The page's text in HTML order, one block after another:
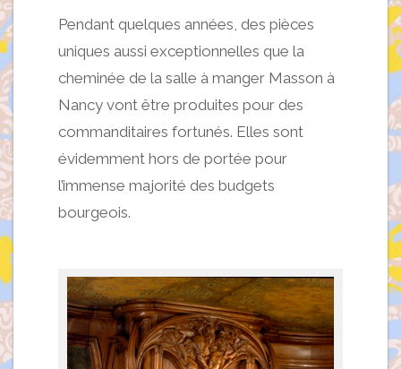
Pendant quelques années, des pièces
uniques aussi exceptionnelles que la
cheminée de la salle à manger Masson à
Nancy vont être produites pour des
commanditaires fortunés. Elles sont
évidemment hors de portée pour
l’immense majorité des budgets
bourgeois.